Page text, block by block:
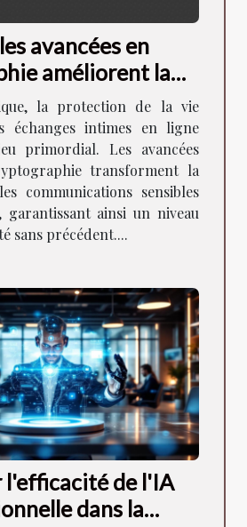
avancées en
améliorent la
échanges intimes
la protection de la vie
échanges intimes en ligne
primordial. Les avancées
transforment la
communications sensibles
garantissant ainsi un niveau
sans précédent....
l'efficacité de l'IA
dans la